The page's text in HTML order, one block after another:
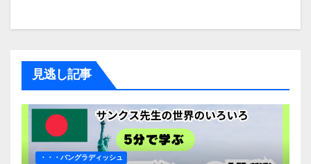
見逃し記事
・・・バングラディッシュ